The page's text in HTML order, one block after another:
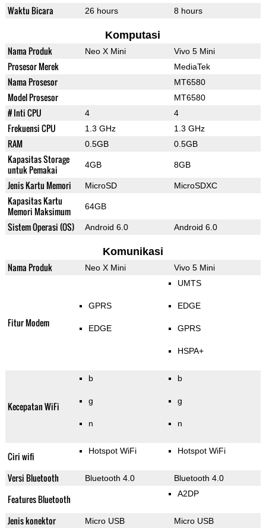
Waktu Bicara 26 hours 8 hours
Komputasi
Nama Produk Neo X Mini Vivo 5 Mini
Prosesor Merek MediaTek
Nama Prosesor MT6580
Model Prosesor MT6580
# Inti CPU 4 4
Frekuensi CPU 1.3 GHz 1.3 GHz
RAM 0.5GB 0.5GB
Kapasitas Storage
untuk Pemakai
4GB 8GB
Jenis Kartu Memori MicroSD MicroSDXC
Kapasitas Kartu
Memori Maksimum
64GB
Sistem Operasi (OS) Android 6.0 Android 6.0
Komunikasi
Nama Produk Neo X Mini Vivo 5 Mini
Fitur Modem
GPRS
EDGE
UMTS
EDGE
GPRS
HSPA+
Kecepatan WiFi
b
g
n
b
g
n
Ciri wifi Hotspot WiFi Hotspot WiFi
Versi Bluetooth Bluetooth 4.0 Bluetooth 4.0
Features Bluetooth A2DP
Jenis konektor Micro USB Micro USB